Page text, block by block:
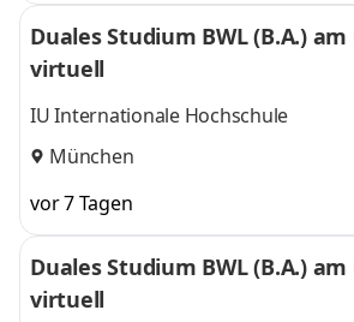
Duales Studium BWL (B.A.)
virtuell
IU Internationale Hochschule
München
vor 7 Tagen
Duales Studium BWL (B.A.)
virtuell